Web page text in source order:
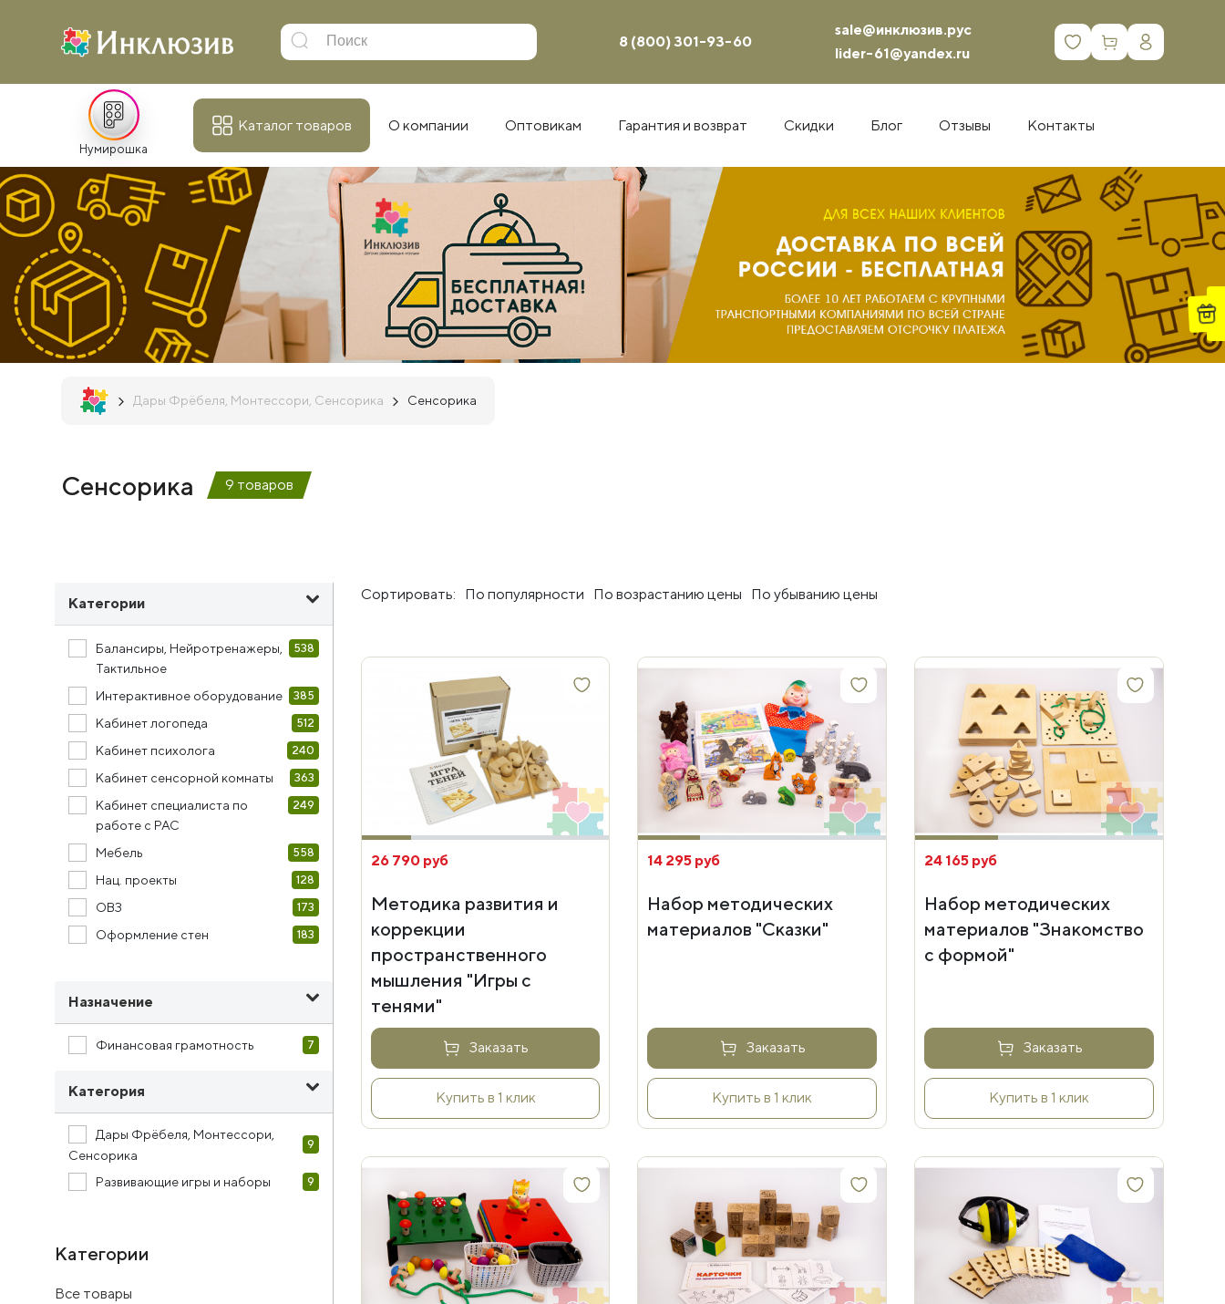
8 (800) 301-93-60
sale@инклюзив.рус
lider-61@yandex.ru
0
Нумирошка
Каталог товаров О компании Оптовикам Гарантия и возврат Скидки Блог Отзывы Контакты
Дары Фрёбеля, Монтессори, Сенсорика Сенсорика
Сенсорика 9 товаров
Категории
Балансиры, Нейротренажеры,
Тактильное
538
Интерактивное оборудование 385
Кабинет логопеда 512
Кабинет психолога 240
Кабинет сенсорной комнаты 363
Кабинет специалиста по
работе с РАС
249
Мебель 558
Нац. проекты 128
ОВЗ 173
Оформление стен 183
Назначение
Финансовая грамотность 7
Категория
Дары Фрёбеля, Монтессори,
Сенсорика
9
Развивающие игры и наборы 9
Категории
Все товары
Сортировать: По популярности По возрастанию цены По убыванию цены
26 790 руб
Методика развития и
коррекции
пространственного
мышления "Игры с
тенями"
Заказать
Купить в 1 клик
14 295 руб
Набор методических
материалов "Сказки"
Заказать
Купить в 1 клик
24 165 руб
Набор методических
материалов "Знакомство
с формой"
Заказать
Купить в 1 клик